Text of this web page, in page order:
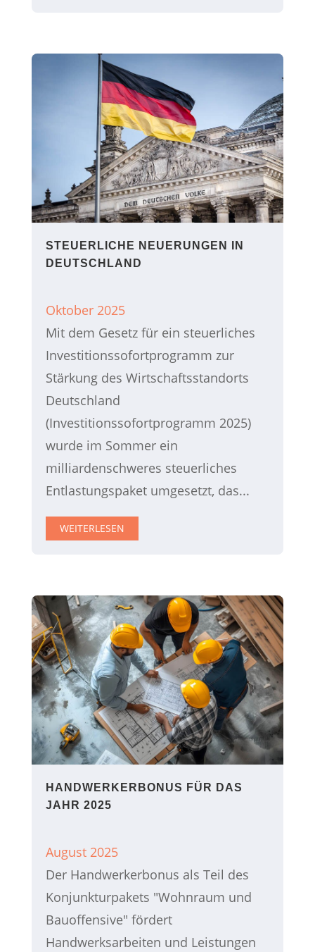
STEUERLICHE NEUERUNGEN IN
DEUTSCHLAND
Oktober 2025
Mit dem Gesetz für ein steuerliches
Investitionssofortprogramm zur
Stärkung des Wirtschaftsstandorts
Deutschland
(Investitionssofortprogramm 2025)
wurde im Sommer ein
milliardenschweres steuerliches
Entlastungspaket umgesetzt, das...
WEITERLESEN
HANDWERKERBONUS FÜR DAS
JAHR 2025
August 2025
Der Handwerkerbonus als Teil des
Konjunkturpakets "Wohnraum und
Bauoffensive" fördert
Handwerksarbeiten und Leistungen